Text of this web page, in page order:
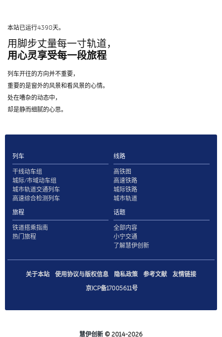
本站已运行4398天。
用脚步丈量每一寸轨道，
用心灵享受每一段旅程
列车开往的方向并不重要，
重要的是窗外的风景和看风景的心情。
处在嘈杂的动态中，
却是静而细腻的心思。
列车
干线动车组
城际/市域动车组
城市轨道交通列车
高速综合检测列车
线路
高铁图
高速铁路
城际铁路
城市轨道
旅程
铁道搭乘指南
热门旅程
话题
全部内容
小宁交通
了解慧伊创新
关于本站 使用协议与版权信息 隐私政策 参考文献
友情链接
京ICP备17005611号
慧伊创新 © 2014-2026